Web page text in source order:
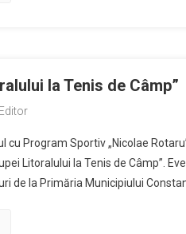
la Tenis de Câmp”
Editor
cu Program Sportiv „Nicolae
Litoralului la Tenis de Câmp”.
de la Primăria Municipiului